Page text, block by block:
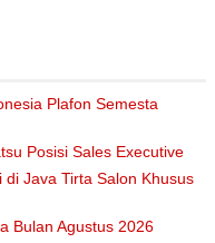
Plafon Semesta
Posisi Sales Executive
Java Tirta Salon Khusus
Bulan Agustus 2026